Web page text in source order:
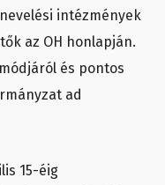
intézmények
az OH honlapján.
és pontos
ad
15-éig